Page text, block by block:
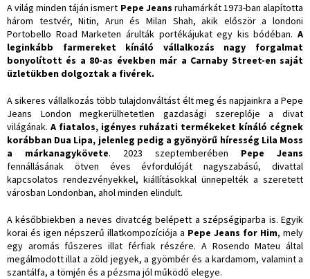
A világ minden táján ismert Pepe Jeans ruhamárkát 1973-ban alapította
három testvér, Nitin, Arun és Milan Shah, akik először a londoni
Portobello Road Marketen árulták portékájukat egy kis bódéban. A
leginkább farmereket kínáló vállalkozás nagy forgalmat
bonyolított és a 80-as években már a Carnaby Street-en saját
üzletükben dolgoztak a fivérek.
A sikeres vállalkozás több tulajdonváltást élt meg és napjainkra a Pepe
Jeans London megkerülhetetlen gazdasági szereplője a divat
világának. A fiatalos, igényes ruházati termékeket kínáló cégnek
korábban Dua Lipa, jelenleg pedig a gyönyörű híresség Lila Moss
a márkanagykövete. 2023 szeptemberében Pepe Jeans
fennállásának ötven éves évfordulóját nagyszabású, divattal
kapcsolatos rendezvényekkel, kiállításokkal ünnepelték a szeretett
városban Londonban, ahol minden elindult.
A későbbiekben a neves divatcég belépett a szépségiparba is. Egyik
korai és igen népszerű illatkompozíciója a Pepe Jeans for Him, mely
egy aromás fűszeres illat férfiak részére. A Rosendo Mateu által
megálmodott illat a zöld jegyek, a gyömbér és a kardamom, valamint a
szantálfa, a tömjén és a pézsma jól működő elegye.